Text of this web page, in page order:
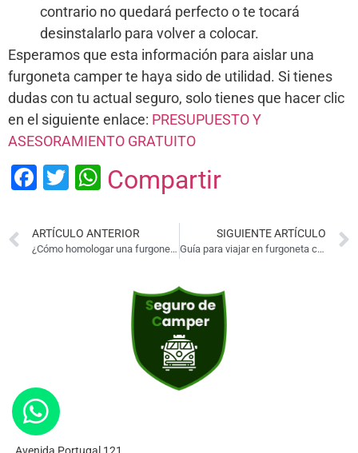
contrario no quedará perfecto o te tocará
desinstalarlo para volver a colocar.
Esperamos que esta información para aislar una
furgoneta camper te haya sido de utilidad. Si tienes
dudas con tu actual seguro, solo tienes que hacer clic
en el siguiente enlace: PRESUPUESTO Y
ASESORAMIENTO GRATUITO
Facebook
Twitter
WhatsApp
Compartir
ARTÍCULO ANTERIOR
¿Cómo homologar una furgoneta camper?
SIGUIENTE ARTÍCULO
Guía para viajar en furgoneta camper